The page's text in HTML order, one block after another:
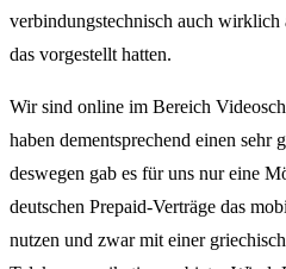
verbindungstechnisch auch
das vorgestellt hatten.
Wir sind online im Bereich
haben dementsprechend einen sehr
deswegen gab es für uns nur eine
deutschen Prepaid-Verträge das
nutzen und zwar mit einer